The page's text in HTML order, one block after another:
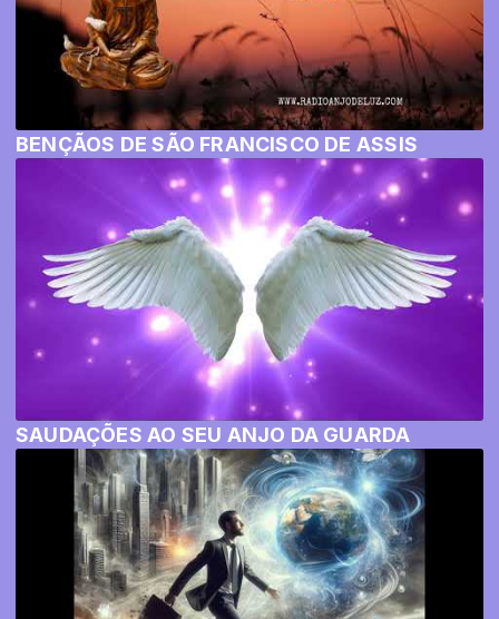
BENÇÃOS DE SÃO FRANCISCO DE ASSIS
SAUDAÇÕES AO SEU ANJO DA GUARDA